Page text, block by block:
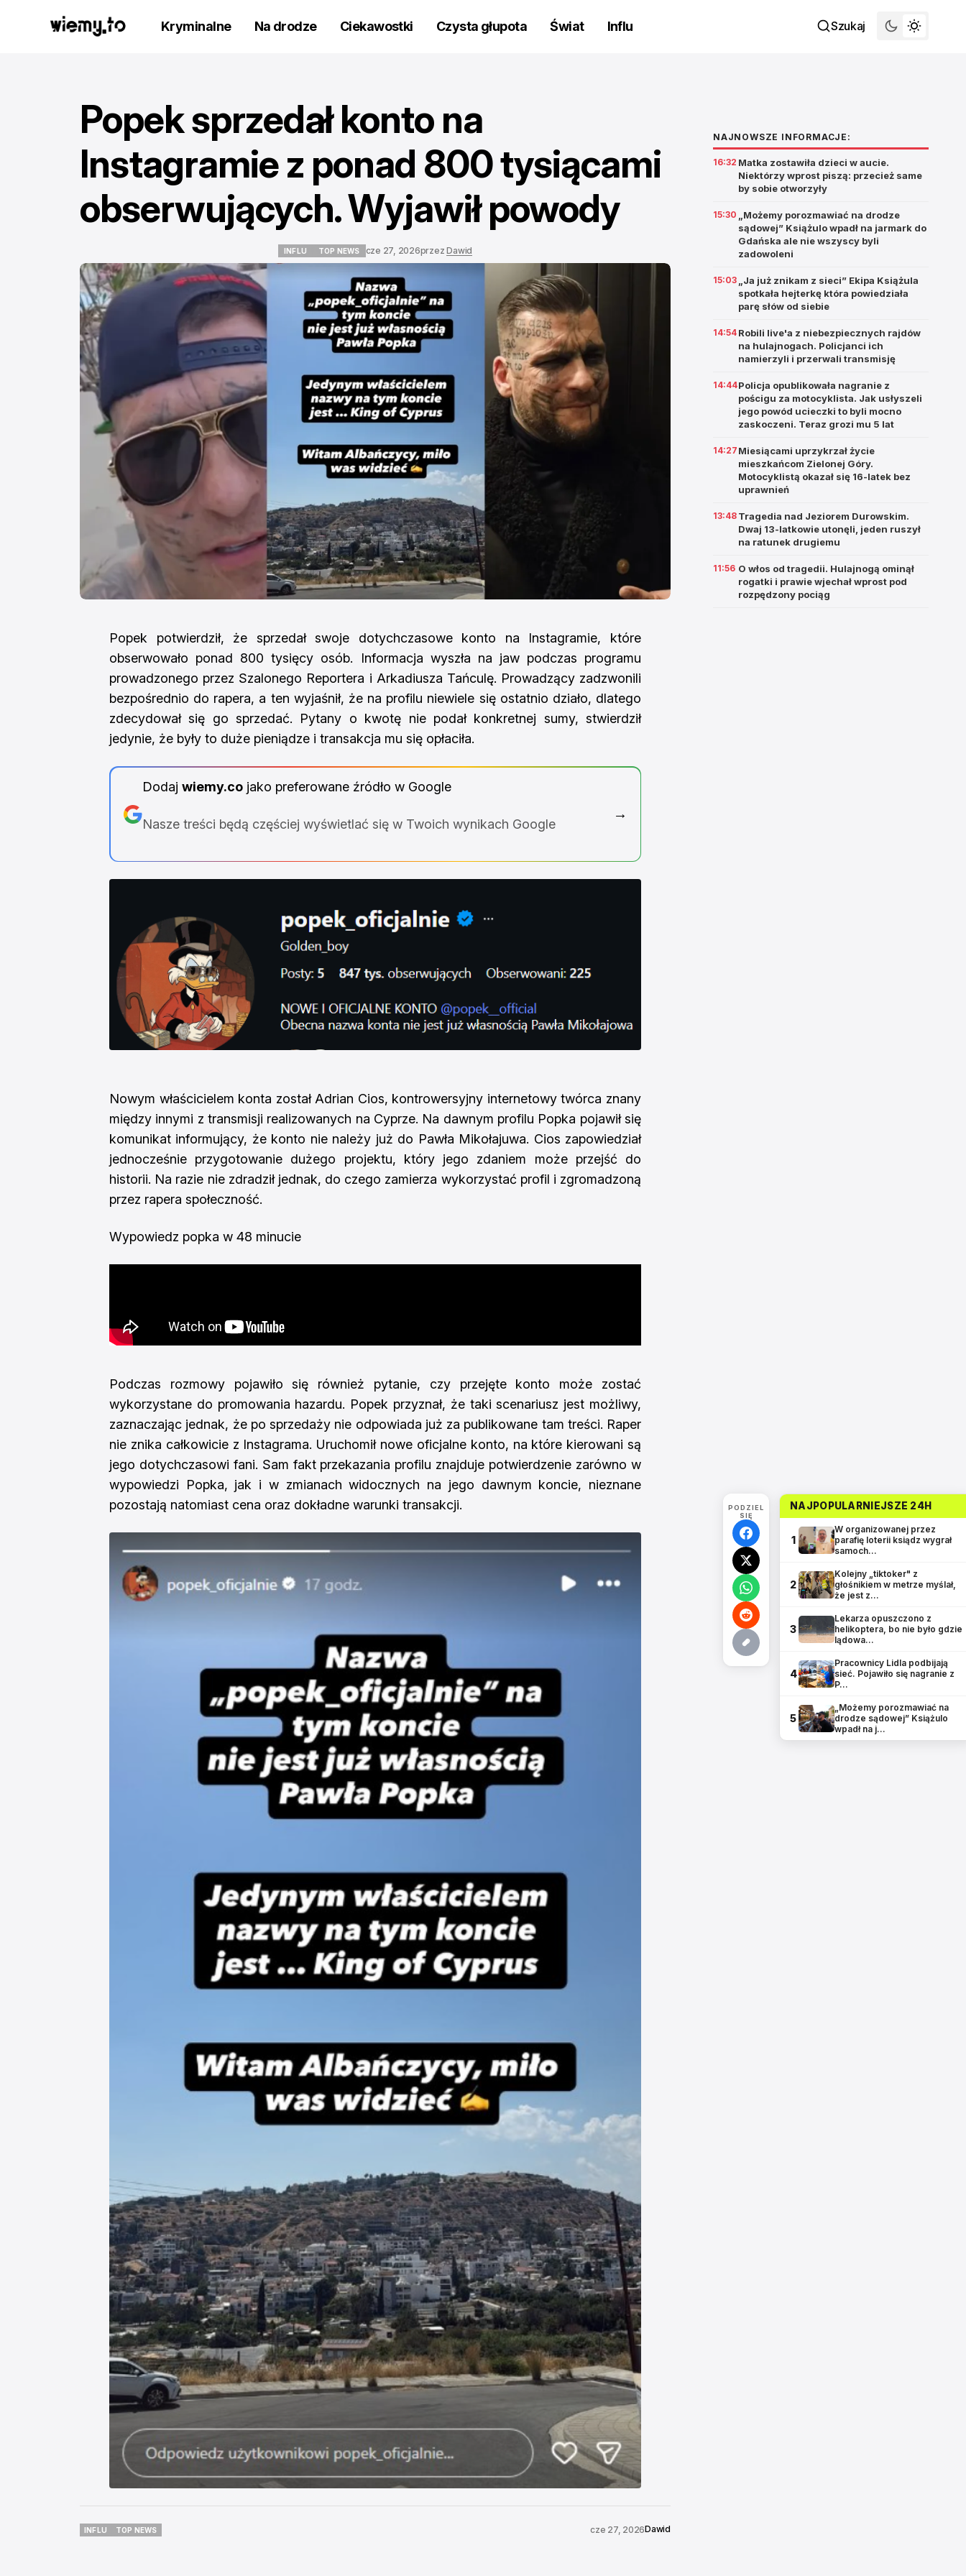
Kryminalne Na drodze Ciekawostki Czysta głupota Świat Influ Szukaj
Popek sprzedał konto na
Instagramie z ponad 800 tysiącami
obserwujących. Wyjawił powody
INFLU TOP NEWS cze 27, 2026przez Dawid
Popek potwierdził, że sprzedał swoje dotychczasowe konto na Instagramie, które
obserwowało ponad 800 tysięcy osób. Informacja wyszła na jaw podczas programu
prowadzonego przez Szalonego Reportera i Arkadiusza Tańculę. Prowadzący zadzwonili
bezpośrednio do rapera, a ten wyjaśnił, że na profilu niewiele się ostatnio działo, dlatego
zdecydował się go sprzedać. Pytany o kwotę nie podał konkretnej sumy, stwierdził
jedynie, że były to duże pieniądze i transakcja mu się opłaciła.
Dodaj wiemy.cojako preferowane źródło w Google
Nasze treści będą częściej wyświetlać się w Twoich wynikach Google
→
Nowym właścicielem konta został Adrian Cios, kontrowersyjny internetowy twórca znany
między innymi z transmisji realizowanych na Cyprze. Na dawnym profilu Popka pojawił się
komunikat informujący, że konto nie należy już do Pawła Mikołajuwa. Cios zapowiedział
jednocześnie przygotowanie dużego projektu, który jego zdaniem może przejść do
historii. Na razie nie zdradził jednak, do czego zamierza wykorzystać profil i zgromadzoną
przez rapera społeczność.
Wypowiedz popka w 48 minucie
Podczas rozmowy pojawiło się również pytanie, czy przejęte konto może zostać
wykorzystane do promowania hazardu. Popek przyznał, że taki scenariusz jest możliwy,
zaznaczając jednak, że po sprzedaży nie odpowiada już za publikowane tam treści. Raper
nie znika całkowicie z Instagrama. Uruchomił nowe oficjalne konto, na które kierowani są
jego dotychczasowi fani. Sam fakt przekazania profilu znajduje potwierdzenie zarówno w
wypowiedzi Popka, jak i w zmianach widocznych na jego dawnym koncie, nieznane
pozostają natomiast cena oraz dokładne warunki transakcji.
INFLU
TOP NEWS
cze 27, 2026Dawid
NAJNOWSZE INFORMACJE:
16:32 Matka zostawiła dzieci w aucie.
Niektórzy wprost piszą: przecież same
by sobie otworzyły
15:30
„Możemy porozmawiać na drodze
sądowej” Książulo wpadł na jarmark do
Gdańska ale nie wszyscy byli
zadowoleni
15:03
„Ja już znikam z sieci” Ekipa Książula
spotkała hejterkę która powiedziała
parę słów od siebie
14:54 Robili live'a z niebezpiecznych rajdów
na hulajnogach. Policjanci ich
namierzyli i przerwali transmisję
14:44Policja opublikowała nagranie z
pościgu za motocyklista. Jak usłyszeli
jego powód ucieczki to byli mocno
zaskoczeni. Teraz grozi mu 5 lat
14:27 Miesiącami uprzykrzał życie
mieszkańcom Zielonej Góry.
Motocyklistą okazał się 16-latek bez
uprawnień
13:48 Tragedia nad Jeziorem Durowskim.
Dwaj 13-latkowie utonęli, jeden ruszył
na ratunek drugiemu
11:56 O włos od tragedii. Hulajnogą ominął
rogatki i prawie wjechał wprost pod
rozpędzony pociąg
PODZIEL
SIĘ
NAJPOPULARNIEJSZE 24H
1
W organizowanej przez
parafię loterii ksiądz wygrał
samoch…
2
Kolejny „tiktoker" z
głośnikiem w metrze myślał,
że jest z…
3
Lekarza opuszczono z
helikoptera, bo nie było gdzie
lądowa…
4
Pracownicy Lidla podbijają
sieć. Pojawiło się nagranie z
P…
5
„Możemy porozmawiać na
drodze sądowej” Książulo
wpadł na j…